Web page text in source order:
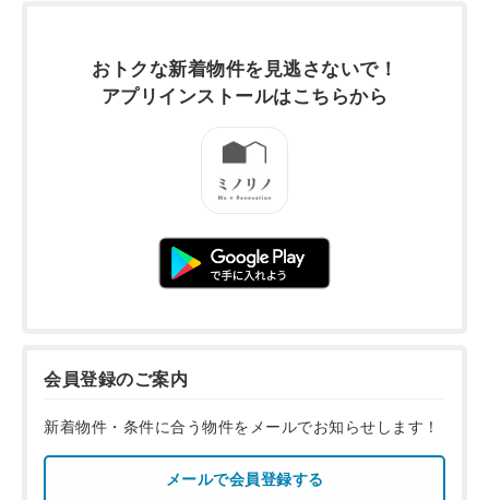
おトクな新着物件を 見逃さないで！
アプリインストールはこちらから
会員登録のご案内
新着物件・条件に合う物件をメールでお知らせします！
メールで会員登録する